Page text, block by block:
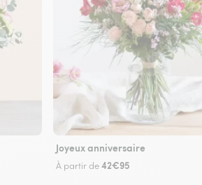
Joyeux anniversaire
À partir de42€95